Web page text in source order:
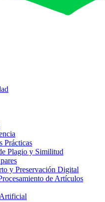
Prácticas
Plagio y Similitud
y Preservación Digital
de Artículos